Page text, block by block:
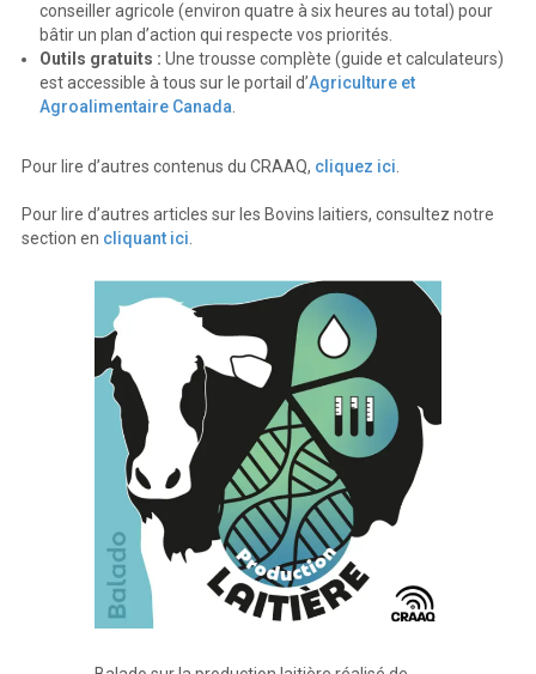
conseiller agricole (environ quatre à six heures au total) pour
bâtir un plan d’action qui respecte vos priorités.
Outils gratuits : Une trousse complète (guide et calculateurs)
est accessible à tous sur le portail d’Agriculture et
Agroalimentaire Canada
Pour lire d’autres contenus du CRAAQ, cliquez ici
Pour lire d’autres articles sur les Bovins laitiers, consultez notre
section en cliquant ici